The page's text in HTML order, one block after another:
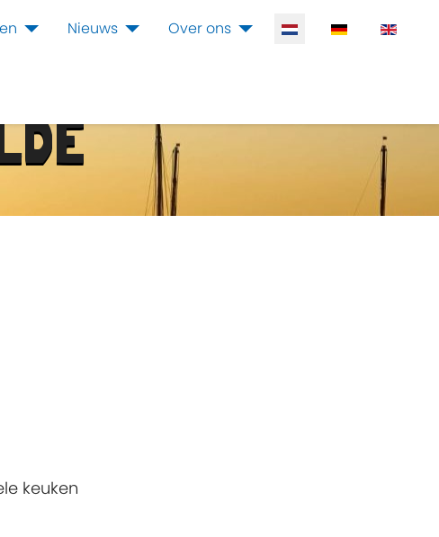
Nieuws Over ons Selecteer de taal
keuken